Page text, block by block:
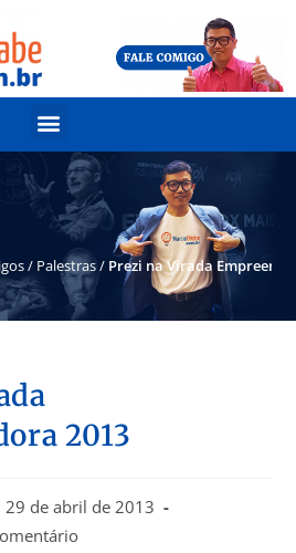
/ Palestras/ Prezi na Virada
2013
29 de abril de 2013